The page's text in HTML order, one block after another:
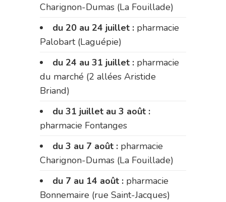
Charignon-Dumas (La Fouillade)
du 20 au 24 juillet : pharmacie
Palobart (Laguépie)
du 24 au 31 juillet : pharmacie
du marché (2 allées Aristide
Briand)
du 31 juillet au 3 août :
pharmacie Fontanges
du 3 au 7 août : pharmacie
Charignon-Dumas (La Fouillade)
du 7 au 14 août : pharmacie
Bonnemaire (rue Saint-Jacques)